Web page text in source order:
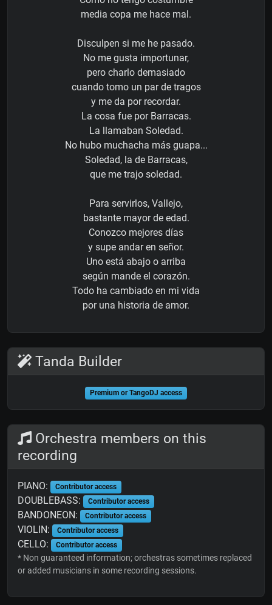
media copa me hace mal.
Disculpen si me he pasado.
No me gusta importunar,
pero charlo demasiado
cuando tomo un par de tragos
y me da por recordar.
La cosa fue por Barracas.
La llamaban Soledad.
No hubo muchacha más guapa...
Soledad, la de Barracas,
que me trajo soledad.
Para servirlos, Vallejo,
bastante mayor de edad.
Conozco mejores días
y supe andar en señor.
Uno está abajo o arriba
según mande el corazón.
Todo ha cambiado en mi vida
por una historia de amor.
Tanda Builder
Premium or TangoDJ access
Orchestra members on this
recording
PIANO: Contributor access
DOUBLEBASS: Contributor access
BANDONEON: Contributor access
VIOLIN: Contributor access
CELLO: Contributor access
* Non guaranteed information; orchestras sometimes replaced
or added musicians in some recording sessions.